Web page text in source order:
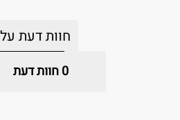
חוות דעת
0חוות דעת